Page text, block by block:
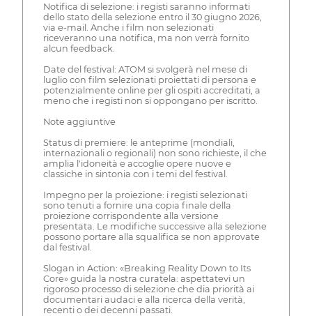
Notifica di selezione: i registi saranno informati
dello stato della selezione entro il 30 giugno 2026,
via e-mail. Anche i film non selezionati
riceveranno una notifica, ma non verrà fornito
alcun feedback.
Date del festival: ATOM si svolgerà nel mese di
luglio con film selezionati proiettati di persona e
potenzialmente online per gli ospiti accreditati, a
meno che i registi non si oppongano per iscritto.
Note aggiuntive
Status di premiere: le anteprime (mondiali,
internazionali o regionali) non sono richieste, il che
amplia l'idoneità e accoglie opere nuove e
classiche in sintonia con i temi del festival.
Impegno per la proiezione: i registi selezionati
sono tenuti a fornire una copia finale della
proiezione corrispondente alla versione
presentata. Le modifiche successive alla selezione
possono portare alla squalifica se non approvate
dal festival.
Slogan in Action: «Breaking Reality Down to Its
Core» guida la nostra curatela: aspettatevi un
rigoroso processo di selezione che dia priorità ai
documentari audaci e alla ricerca della verità,
recenti o dei decenni passati.